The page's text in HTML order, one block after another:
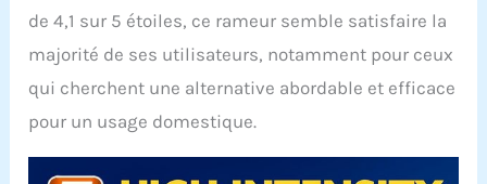
de 4,1 sur 5 étoiles, ce rameur semble satisfaire la
majorité de ses utilisateurs, notamment pour ceux
qui cherchent une alternative abordable et efficace
pour un usage domestique.